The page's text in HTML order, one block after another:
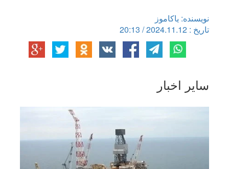
نویسنده: یاکاموز
تاریخ : 2024.11.12 / 20:13
سایر اخبار